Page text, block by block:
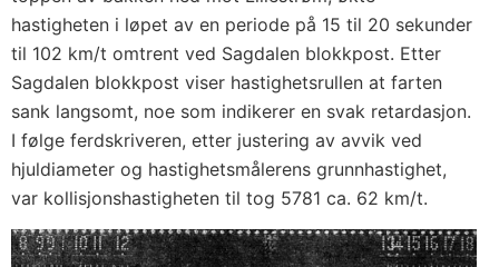
hastigheten i løpet av en periode på 15 til 20 sekunder
til 102 km/t omtrent ved Sagdalen blokkpost. Etter
Sagdalen blokkpost viser hastighetsrullen at farten
sank langsomt, noe som indikerer en svak retardasjon.
I følge ferdskriveren, etter justering av avvik ved
hjuldiameter og hastighetsmålerens grunnhastighet,
var kollisjonshastigheten til tog 5781 ca. 62 km/t.